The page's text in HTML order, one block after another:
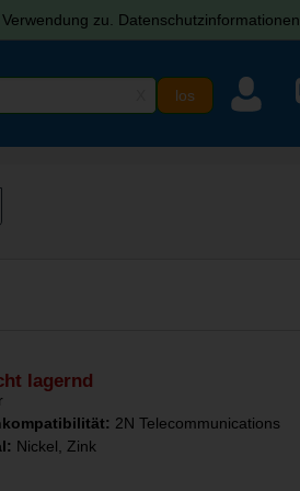
zu. Datenschutzinformationen
lagernd
2N Telecommunications
Nickel, Zink